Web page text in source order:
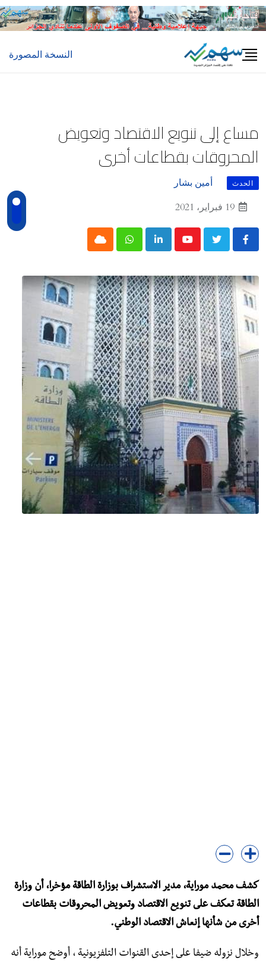
Skip
to
النسخة المصورة
مساع إلى تنويع الاقتصاد وتعويض
المحروقات بقطاعات أخرى
الحدث
أمين بشار
19 فبراير، 2021
Youtube
LinkedIn
Whatsapp
Cloud
كشف محمد موراية، مدير الاستشراف بوزارة الطاقة مؤخرا، أن وزارة
الطاقة تعكف على تنويع الاقتصاد وتعويض المحروقات بقطاعات
أخرى من شأنها إنعاش الاقتصاد الوطني.
وخلال نزوله ضيفا على إحدى القنوات التلفزيونية ، أوضح موراية أنه